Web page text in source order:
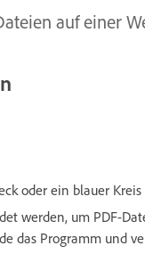
auf einer
oder ein blauer Kreis
werden, um PDF-
das Programm und